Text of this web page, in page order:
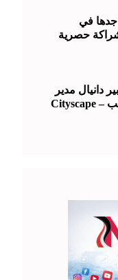
في
حصرية
دانيال مدير
معرض سيتي سكيب – Cityscape